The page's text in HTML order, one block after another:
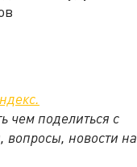
чем поделиться с
новости на